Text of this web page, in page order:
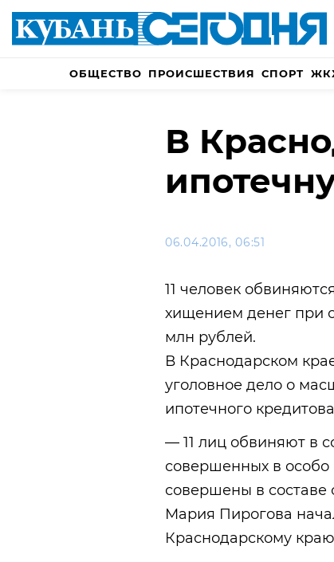
ОБЩЕСТВО ПРОИСШЕСТВИЯ СПОРТ
В
06.04.2016, 06:51
11 человек
хищением денег при
млн рублей.
В Краснодарском
уголовное дело о
ипотечного
— 11 лиц обвиняют в
совершенных в особо
совершены в
Мария Пирогова
Краснодарскому